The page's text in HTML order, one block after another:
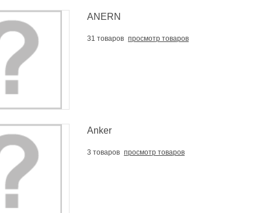
электрическая
2000LB,...
Merlion YT-HS-FX-15L,
с...
Merlion YT-HS-FX-40L,
с...
ANERN
31 товаров просмотр товаров
Anker
3 товаров просмотр товаров